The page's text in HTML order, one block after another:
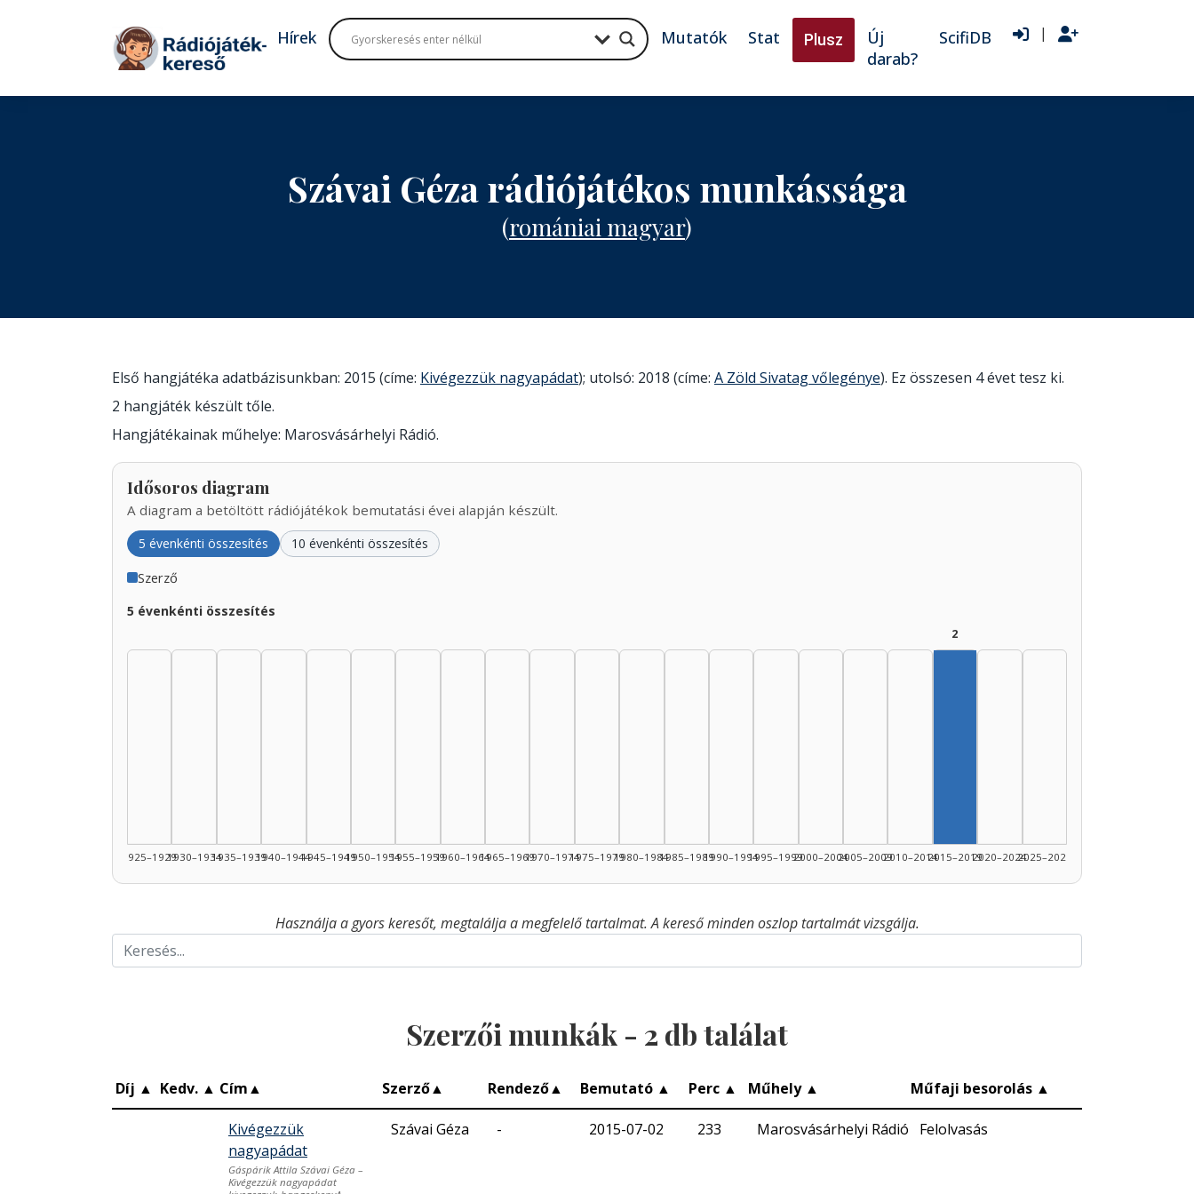
Tovább a tartalomhoz
Hírek Mutatók Stat Plusz
Új
darab?
ScifiDB |
Szávai Géza rádiójátékos munkássága
(romániai magyar)
Első hangjátéka adatbázisunkban: 2015 (címe: Kivégezzük nagyapádat); utolsó: 2018 (címe: A Zöld Sivatag vőlegénye). Ez összesen 4 évet tesz ki.
2 hangjáték készült tőle.
Hangjátékainak műhelye: Marosvásárhelyi Rádió.
Idősoros diagram
A diagram a betöltött rádiójátékok bemutatási évei alapján készült.
5 évenkénti összesítés 10 évenkénti összesítés
Szerző
5 évenkénti összesítés
1925–19291930–19341935–19391940–19441945–19491950–19541955–19591960–19641965–19691970–19741975–19791980–19841985–19891990–19941995–19992000–20042005–20092010–2014
2
2015–20192020–20242025–2026
Használja a gyors keresőt, megtalálja a megfelelő tartalmat. A kereső minden oszlop tartalmát vizsgálja.
Szerzői munkák - 2 db találat
Díj ▲ Kedv. ▲ Cím▲ Szerző▲ Rendező▲ Bemutató ▲ Perc ▲ Műhely ▲ Műfaji besorolás ▲
Kivégezzük
nagyapádat
Gáspárik Attila Szávai Géza –
Kivégezzük nagyapádat
Szávai Géza - 2015-07-02 233 Marosvásárhelyi Rádió Felolvasás